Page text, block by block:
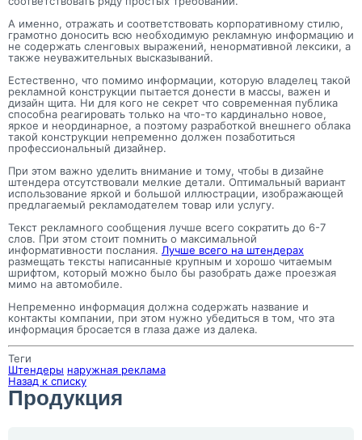
А именно, отражать и соответствовать корпоративному стилю,
грамотно доносить всю необходимую рекламную информацию и
не содержать сленговых выражений, ненормативной лексики, а
также неуважительных высказываний.
Естественно, что помимо информации, которую владелец такой
рекламной конструкции пытается донести в массы, важен и
дизайн щита. Ни для кого не секрет что современная публика
способна реагировать только на что-то кардинально новое,
яркое и неординарное, а поэтому разработкой внешнего облака
такой конструкции непременно должен позаботиться
профессиональный дизайнер.
При этом важно уделить внимание и тому, чтобы в дизайне
штендера отсутствовали мелкие детали. Оптимальный вариант
использование яркой и большой иллюстрации, изображающей
предлагаемый рекламодателем товар или услугу.
Текст рекламного сообщения лучше всего сократить до 6-7
слов. При этом стоит помнить о максимальной
информативности послания. Лучше всего на штендерах
размещать тексты написанные крупным и хорошо читаемым
шрифтом, который можно было бы разобрать даже проезжая
мимо на автомобиле.
Непременно информация должна содержать название и
контакты компании, при этом нужно убедиться в том, что эта
информация бросается в глаза даже из далека.
Теги
Штендеры наружная реклама
Назад к списку
Продукция